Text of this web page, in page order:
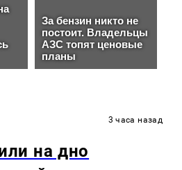
3 часа назад
на дно